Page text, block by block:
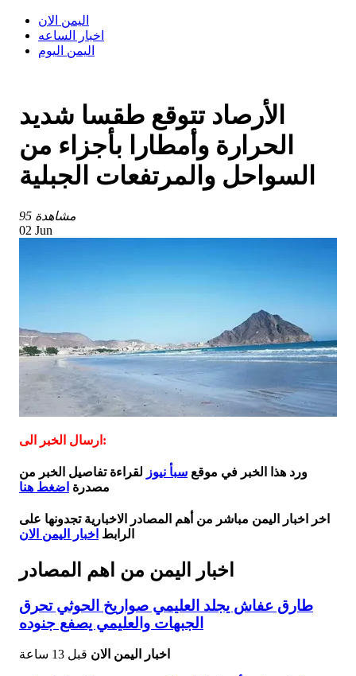
اليمن الان
اخبار الساعه
اليمن اليوم
الأرصاد تتوقع طقسا شديد
الحرارة وأمطارا بأجزاء من
السواحل والمرتفعات الجبلية
95 مشاهدة
02 Jun
ارسال الخبر الى:
ورد هذا الخبر في موقع سبأ نيوز لقراءة تفاصيل الخبر من
مصدرة اضغط هنا
اخر اخبار اليمن مباشر من أهم المصادر الاخبارية تجدونها على
الرابط اخبار اليمن الان
اخبار اليمن من اهم المصادر
طارق عفاش يجلد العليمي صواريخ الحوثي تحرق
الجبهات والعليمي يصفع جنوده
اخبار اليمن الان قبل 13 ساعة